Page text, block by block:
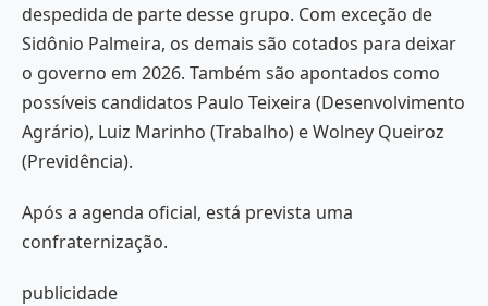
despedida de parte desse grupo. Com exceção de
Sidônio Palmeira, os demais são cotados para deixar
o governo em 2026. Também são apontados como
possíveis candidatos Paulo Teixeira (Desenvolvimento
Agrário), Luiz Marinho (Trabalho) e Wolney Queiroz
(Previdência).
Após a agenda oficial, está prevista uma
confraternização.
publicidade